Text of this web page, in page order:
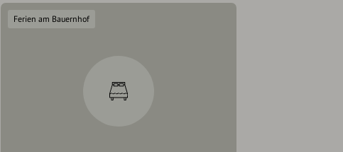
Ferien am Bauernhof